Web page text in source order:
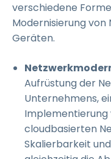
verschiedene
Modernisierung von
Geräten.
Aufrüstung der
Unternehmens,
Implementierung
cloudbasierten
Skalierbarkeit